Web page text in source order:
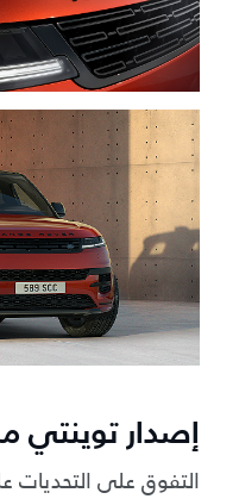
إصدار توينتي
التفوق على التحديات